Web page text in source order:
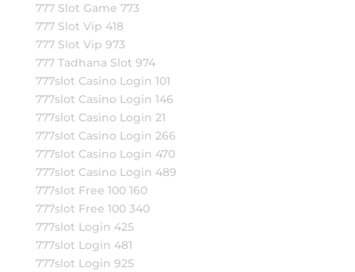
777 Slot Game 773
777 Slot Vip 418
777 Slot Vip 973
777 Tadhana Slot 974
777slot Casino Login 101
777slot Casino Login 146
777slot Casino Login 21
777slot Casino Login 266
777slot Casino Login 470
777slot Casino Login 489
777slot Free 100 160
777slot Free 100 340
777slot Login 425
777slot Login 481
777slot Login 925